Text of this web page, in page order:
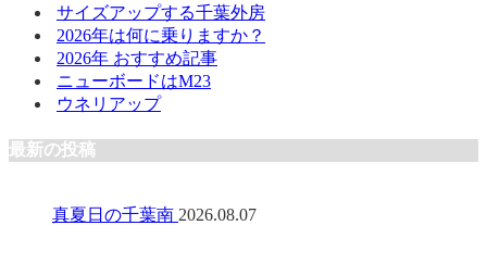
サイズアップする千葉外房
2026年は何に乗りますか？
2026年 おすすめ記事
ニューボードはM23
ウネリアップ
最新の投稿
真夏日の千葉南 2026.08.07